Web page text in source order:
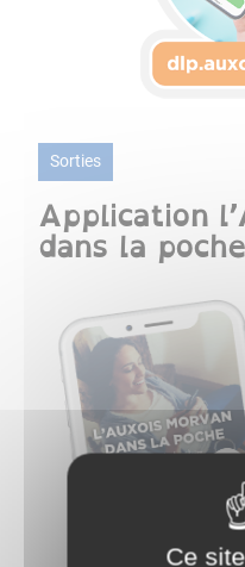
Sorties
Application
dans la poche
Ce